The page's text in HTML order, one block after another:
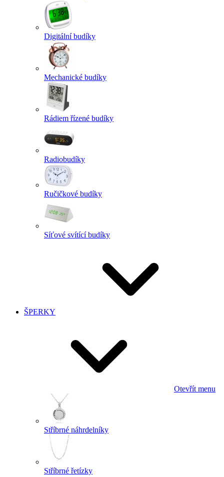
Digitální budíky
Mechanické budíky
Rádiem řízené budíky
Radiobudíky
Ručičkové budíky
Síťové svítící budíky
ŠPERKY
Otevřít menu
Stříbrné náhrdelníky
Stříbrné řetízky